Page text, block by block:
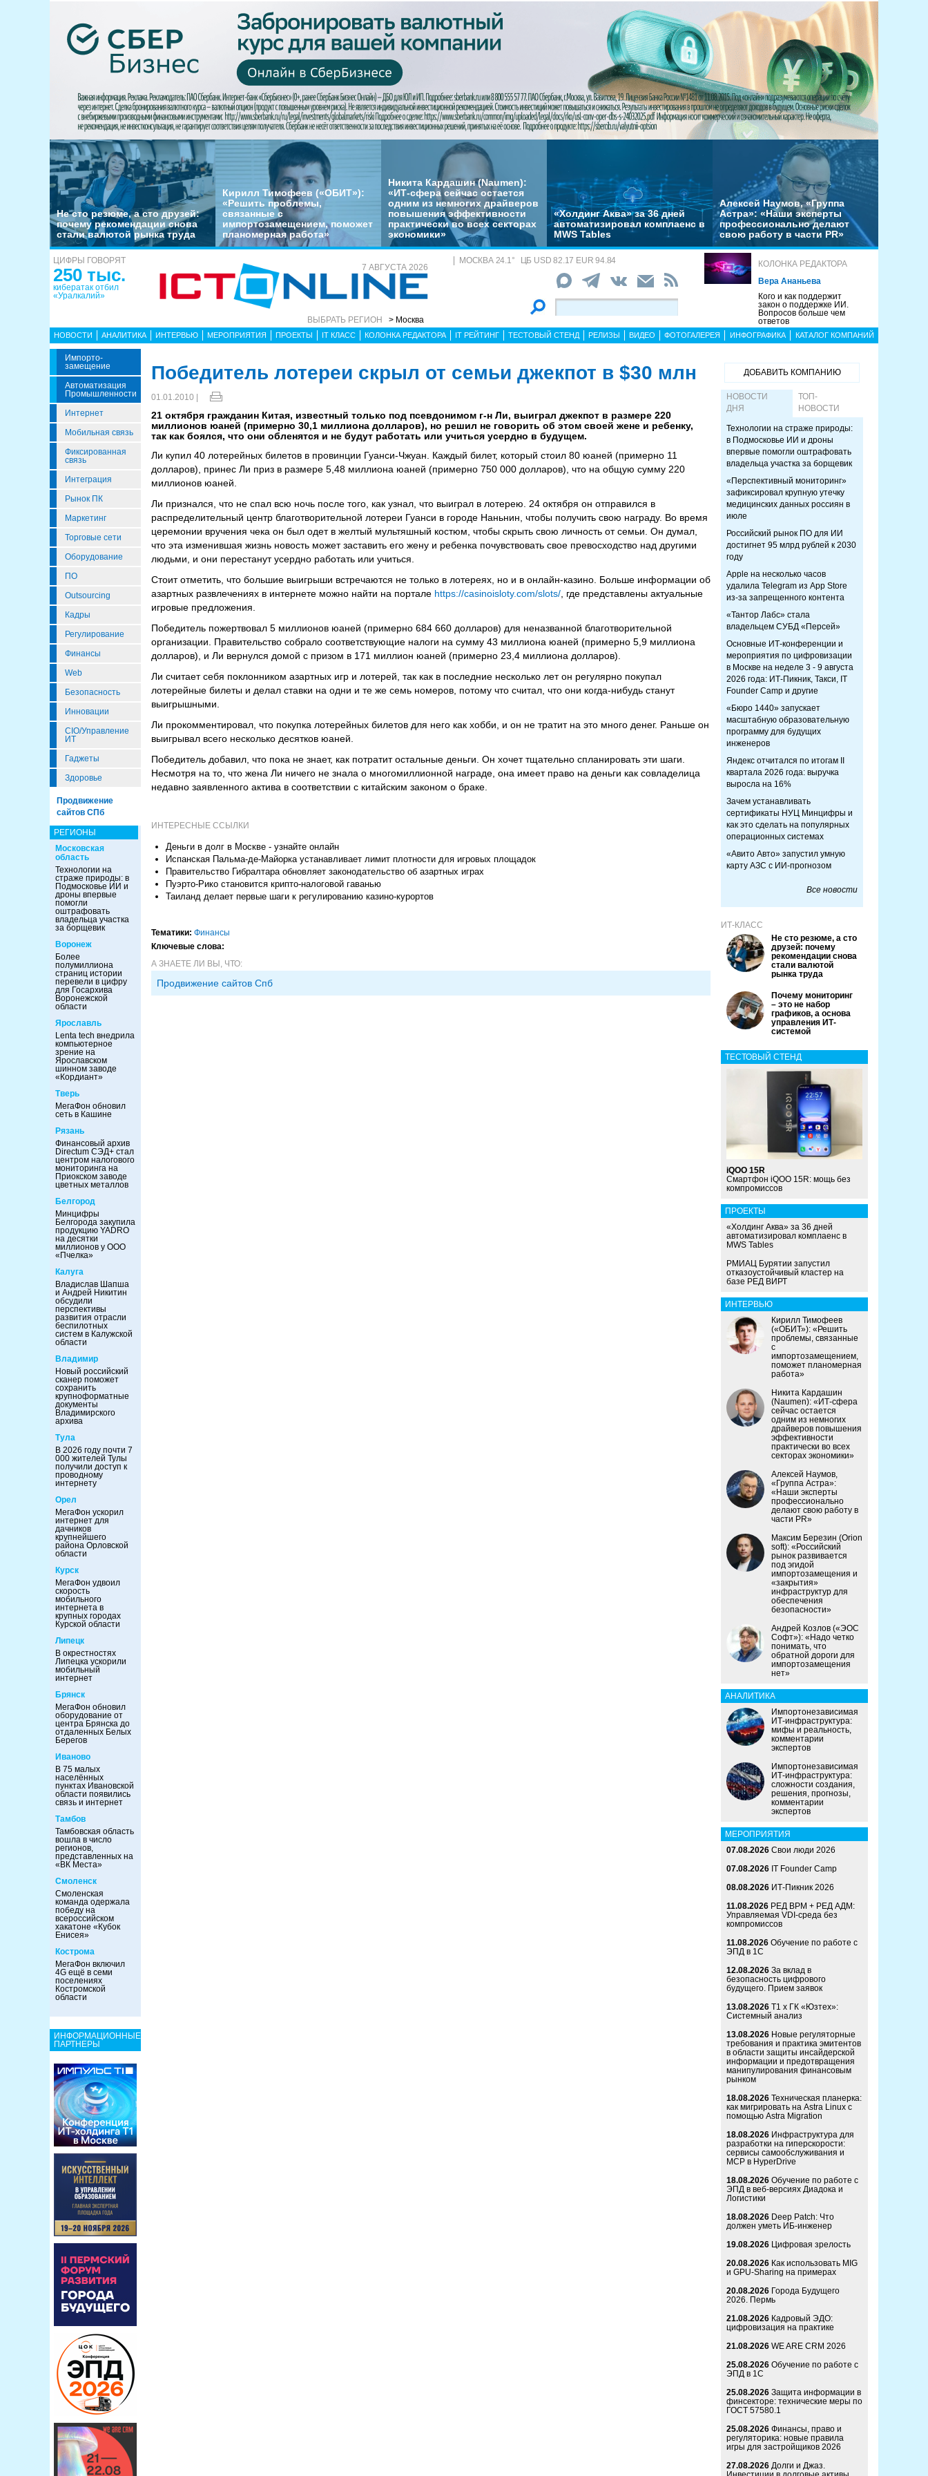
Не сто резюме, а сто друзей:
почему рекомендации снова
стали валютой рынка труда
Кирилл Тимофеев («ОБИТ»):
«Решить проблемы,
связанные с
импортозамещением, поможет
планомерная работа»
Никита Кардашин (Naumen):
«ИТ-сфера сейчас остается
одним из немногих драйверов
повышения эффективности
практически во всех секторах
экономики»
«Холдинг Аква» за 36 дней
автоматизировал комплаенс в
MWS Tables
Алексей Наумов, «Группа
Астра»: «Наши эксперты
профессионально делают
свою работу в части PR»
ЦИФРЫ ГОВОРЯТ
250 тыс.
кибератак отбил
«Уралкалий»
7 АВГУСТА 2026
ВЫБРАТЬ РЕГИОН > Москва
МОСКВА 24.1° ЦБ USD 82.17 EUR 94.84
КОЛОНКА РЕДАКТОРА
Вера Ананьева
Кого и как поддержит
закон о поддержке ИИ.
Вопросов больше чем
ответов
НОВОСТИ АНАЛИТИКА ИНТЕРВЬЮ МЕРОПРИЯТИЯ ПРОЕКТЫ IT КЛАСС КОЛОНКА РЕДАКТОРА IT РЕЙТИНГ ТЕСТОВЫЙ СТЕНД РЕЛИЗЫ ВИДЕО ФОТОГАЛЕРЕЯ ИНФОГРАФИКА КАТАЛОГ КОМПАНИЙ
Импорто­
Замещение
Автоматизация
Промышленности
Интернет
Мобильная связь
Фиксированная
связь
Интеграция
Рынок ПК
Маркетинг
Торговые сети
Оборудование
ПО
Outsourcing
Кадры
Регулирование
Финансы
Web
Безопасность
Инновации
CIO/Управление
ИТ
Гаджеты
Здоровье
Продвижение
сайтов СПб
РЕГИОНЫ
Московская
область
Технологии на
страже природы: в
Подмосковье ИИ и
дроны впервые
помогли
оштрафовать
владельца участка
за борщевик
Воронеж
Более
полумиллиона
страниц истории
перевели в цифру
для Госархива
Воронежской
области
Ярославль
Lenta tech внедрила
компьютерное
зрение на
Ярославском
шинном заводе
«Кордиант»
Тверь
МегаФон обновил
сеть в Кашине
Рязань
Финансовый архив
Directum СЭД+ стал
центром налогового
мониторинга на
Приокском заводе
цветных металлов
Белгород
Минцифры
Белгорода закупила
продукцию YADRO
на десятки
миллионов у ООО
«Пчелка»
Калуга
Владислав Шапша
и Андрей Никитин
обсудили
перспективы
развития отрасли
беспилотных
систем в Калужской
области
Владимир
Новый российский
сканер поможет
сохранить
крупноформатные
документы
Владимирского
архива
Тула
В 2026 году почти 7
000 жителей Тулы
получили доступ к
проводному
интернету
Орел
МегаФон ускорил
интернет для
дачников
крупнейшего
района Орловской
области
Курск
МегаФон удвоил
скорость
мобильного
интернета в
крупных городах
Курской области
Липецк
В окрестностях
Липецка ускорили
мобильный
интернет
Брянск
МегаФон обновил
оборудование от
центра Брянска до
отдаленных Белых
Берегов
Иваново
В 75 малых
населённых
пунктах Ивановской
области появились
связь и интернет
Тамбов
Тамбовская область
вошла в число
регионов,
представленных на
«ВК Места»
Смоленск
Смоленская
команда одержала
победу на
всероссийском
хакатоне «Кубок
Енисея»
Кострома
МегаФон включил
4G ещё в семи
поселениях
Костромской
области
ИНФОРМАЦИОННЫЕ
ПАРТНЕРЫ
Победитель лотереи скрыл от семьи джекпот в $30 млн
01.01.2010 |
21 октября гражданин Китая, известный только под псевдонимом г-н Ли, выиграл джекпот в размере 220
миллионов юаней (примерно 30,1 миллиона долларов), но решил не говорить об этом своей жене и ребенку,
так как боялся, что они обленятся и не будут работать или учиться усердно в будущем.
Ли купил 40 лотерейных билетов в провинции Гуанси-Чжуан. Каждый билет, который стоил 80 юаней (примерно 11
долларов), принес Ли приз в размере 5,48 миллиона юаней (примерно 750 000 долларов), что на общую сумму 220
миллионов юаней.
Ли признался, что не спал всю ночь после того, как узнал, что выиграл в лотерею. 24 октября он отправился в
распределительный центр благотворительной лотереи Гуанси в городе Наньнин, чтобы получить свою награду. Во время
церемонии вручения чека он был одет в желтый мультяшный костюм, чтобы скрыть свою личность от семьи. Он думал,
что эта изменившая жизнь новость может заставить его жену и ребенка почувствовать свое превосходство над другими
людьми, и они перестанут усердно работать или учиться.
Стоит отметить, что большие выигрыши встречаются не только в лотереях, но и в онлайн-казино. Больше информации об
азартных развлечениях в интернете можно найти на портале https://casinoisloty.com/slots/ , где представлены актуальные
игровые предложения.
Победитель пожертвовал 5 миллионов юаней (примерно 684 660 долларов) для неназванной благотворительной
организации. Правительство собрало соответствующие налоги на сумму 43 миллиона юаней (примерно 5,9 миллиона
долларов), и Ли вернулся домой с призом в 171 миллион юаней (примерно 23,4 миллиона долларов).
Ли считает себя поклонником азартных игр и лотерей, так как в последние несколько лет он регулярно покупал
лотерейные билеты и делал ставки на одни и те же семь номеров, потому что считал, что они когда-нибудь станут
выигрышными.
Ли прокомментировал, что покупка лотерейных билетов для него как хобби, и он не тратит на это много денег. Раньше он
выигрывал всего несколько десятков юаней.
Победитель добавил, что пока не знает, как потратит остальные деньги. Он хочет тщательно спланировать эти шаги.
Несмотря на то, что жена Ли ничего не знала о многомиллионной награде, она имеет право на деньги как совладелица
недавно заявленного актива в соответствии с китайским законом о браке.
ИНТЕРЕСНЫЕ ССЫЛКИ
Деньги в долг в Москве - узнайте онлайн
Испанская Пальма-де-Майорка устанавливает лимит плотности для игровых площадок
Правительство Гибралтара обновляет законодательство об азартных играх
Пуэрто-Рико становится крипто-налоговой гаванью
Таиланд делает первые шаги к регулированию казино-курортов
Тематики: Финансы
Ключевые слова:
А ЗНАЕТЕ ЛИ ВЫ, ЧТО:
Продвижение сайтов Спб
ДОБАВИТЬ КОМПАНИЮ
НОВОСТИ
ДНЯ
ТОП-
НОВОСТИ
Технологии на страже природы:
в Подмосковье ИИ и дроны
впервые помогли оштрафовать
владельца участка за борщевик
«Перспективный мониторинг»
зафиксировал крупную утечку
медицинских данных россиян в
июле
Российский рынок ПО для ИИ
достигнет 95 млрд рублей к 2030
году
Apple на несколько часов
удалила Telegram из App Store
из-за запрещенного контента
«Тантор Лабс» стала
владельцем СУБД «Персей»
Основные ИТ-конференции и
мероприятия по цифровизации
в Москве на неделе 3 - 9 августа
2026 года: ИТ-Пикник, Такси, IT
Founder Camp и другие
«Бюро 1440» запускает
масштабную образовательную
программу для будущих
инженеров
Яндекс отчитался по итогам II
квартала 2026 года: выручка
выросла на 16%
Зачем устанавливать
сертификаты НУЦ Минцифры и
как это сделать на популярных
операционных системах
«Авито Авто» запустил умную
карту АЗС с ИИ-прогнозом
Все новости
ИТ-КЛАСС
Не сто резюме, а сто
друзей: почему
рекомендации снова
стали валютой
рынка труда
Почему мониторинг
– это не набор
графиков, а основа
управления ИТ-
системой
ТЕСТОВЫЙ СТЕНД
iQOO 15R
Смартфон iQOO 15R: мощь без
компромиссов
ПРОЕКТЫ
«Холдинг Аква» за 36 дней
автоматизировал комплаенс в
MWS Tables
РМИАЦ Бурятии запустил
отказоустойчивый кластер на
базе РЕД ВИРТ
ИНТЕРВЬЮ
Кирилл Тимофеев
(«ОБИТ»): «Решить
проблемы, связанные
с
импортозамещением,
поможет планомерная
работа»
Никита Кардашин
(Naumen): «ИТ-сфера
сейчас остается
одним из немногих
драйверов повышения
эффективности
практически во всех
секторах экономики»
Алексей Наумов,
«Группа Астра»:
«Наши эксперты
профессионально
делают свою работу в
части PR»
Максим Березин (Orion
soft): «Российский
рынок развивается
под эгидой
импортозамещения и
«закрытия»
инфраструктур для
обеспечения
безопасности»
Андрей Козлов («ЭОС
Софт»): «Надо четко
понимать, что
обратной дороги для
импортозамещения
нет»
АНАЛИТИКА
Импортонезависимая
ИТ-инфраструктура:
мифы и реальность,
комментарии
экспертов
Импортонезависимая
ИТ-инфраструктура:
сложности создания,
решения, прогнозы,
комментарии
экспертов
МЕРОПРИЯТИЯ
07.08.2026 Свои люди 2026
07.08.2026 IT Founder Camp
08.08.2026 ИТ-Пикник 2026
11.08.2026 РЕД ВРМ + РЕД АДМ:
Управляемая VDI-среда без
компромиссов
11.08.2026 Обучение по работе с
ЭПД в 1С
12.08.2026 За вклад в
безопасность цифрового
будущего. Прием заявок
13.08.2026 Т1 x ГК «Юзтех»:
Системный анализ
13.08.2026 Новые регуляторные
требования и практика эмитентов
в области защиты инсайдерской
информации и предотвращения
манипулирования финансовым
рынком
18.08.2026 Техническая планерка:
как мигрировать на Astra Linux с
помощью Astra Migration
18.08.2026 Инфраструктура для
разработки на гиперскорости:
сервисы самообслуживания и
MCP в HyperDrive
18.08.2026 Обучение по работе с
ЭПД в веб-версиях Диадока и
Логистики
18.08.2026 Deep Patch: Что
должен уметь ИБ-инженер
19.08.2026 Цифровая зрелость
20.08.2026 Как использовать MIG
и GPU-Sharing на примерах
20.08.2026 Города Будущего
2026. Пермь
21.08.2026 Кадровый ЭДО:
цифровизация на практике
21.08.2026 WE ARE CRM 2026
25.08.2026 Обучение по работе с
ЭПД в 1С
25.08.2026 Защита информации в
финсекторе: технические меры по
ГОСТ 57580.1
25.08.2026 Финансы, право и
регуляторика: новые правила
игры для застройщиков 2026
27.08.2026 Долги и Джаз.